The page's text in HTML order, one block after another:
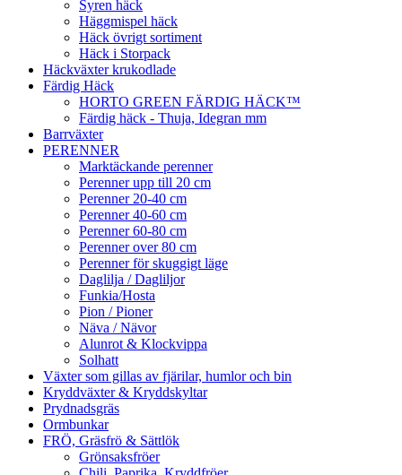
Syren häck
Häggmispel häck
Häck övrigt sortiment
Häck i Storpack
Häckväxter krukodlade
Färdig Häck
HORTO GREEN FÄRDIG HÄCK™
Färdig häck - Thuja, Idegran mm
Barrväxter
PERENNER
Marktäckande perenner
Perenner upp till 20 cm
Perenner 20-40 cm
Perenner 40-60 cm
Perenner 60-80 cm
Perenner over 80 cm
Perenner för skuggigt läge
Daglilja / Dagliljor
Funkia/Hosta
Pion / Pioner
Näva / Nävor
Alunrot & Klockvippa
Solhatt
Växter som gillas av fjärilar, humlor och bin
Kryddväxter & Kryddskyltar
Prydnadsgräs
Ormbunkar
FRÖ, Gräsfrö & Sättlök
Grönsaksfröer